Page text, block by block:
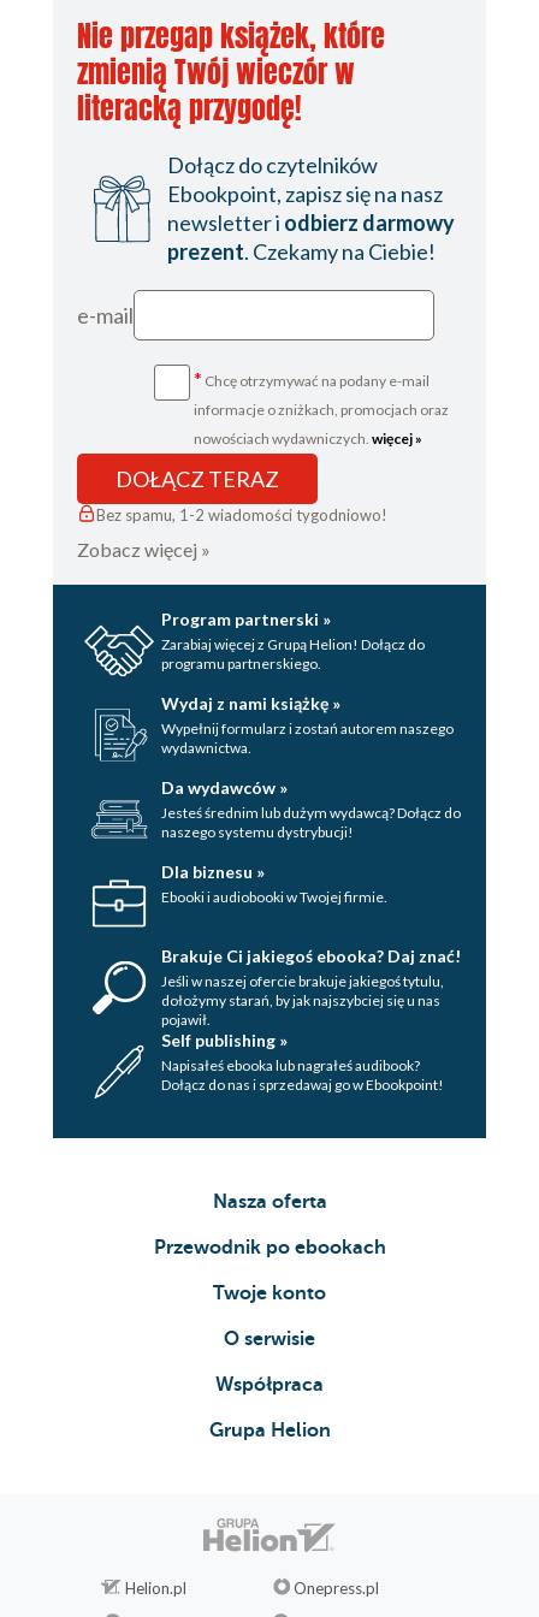
O nowe powołania
O uratowanie małżeństwa
O nawrócenie dla osoby
modlącej się
O uzdrowienie
O Boże błogosławieństwo i
potrzebne łaski
O pracę
O rozwiązanie trudnych
Za zmarłych
Zakończenie
Nie przegap książek, które
zmienią Twój wieczór w
literacką przygodę!
Dołącz do czytelników
Ebookpoint, zapisz się na nasz
newsletter i odbierz darmowy
prezent. Czekamy na Ciebie!
e-mail
* Chcę otrzymywać na podany e-mail
informacje o zniżkach, promocjach oraz
nowościach wydawniczych. więcej »
DOŁĄCZ TERAZ
Bez spamu, 1-2 wiadomości tygodniowo!
Zobacz więcej »
Program partnerski »
Zarabiaj więcej z Grupą Helion! Dołącz do
programu partnerskiego.
Wydaj z nami książkę »
Wypełnij formularz i zostań autorem naszego
wydawnictwa.
Da wydawców »
Jesteś średnim lub dużym wydawcą? Dołącz do
naszego systemu dystrybucji!
Dla biznesu »
Ebooki i audiobooki w Twojej firmie.
Brakuje Ci jakiegoś ebooka? Daj znać!
Jeśli w naszej ofercie brakuje jakiegoś tytulu,
dołożymy starań, by jak najszybciej się u nas
pojawił.
Self publishing »
Napisałeś ebooka lub nagrałeś audibook?
Dołącz do nas i sprzedawaj go w Ebookpoint!
Nasza oferta
Przewodnik po ebookach
Twoje konto
O serwisie
Współpraca
Grupa Helion
Helion.pl
Onepress.pl